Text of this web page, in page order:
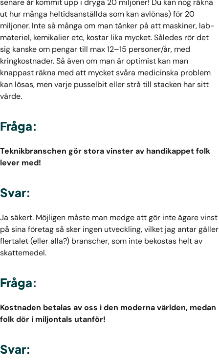
senare år kommit upp i dryga 20 miljoner! Du kan nog räkna
ut hur många heltidsanställda som kan avlönas) för 20
miljoner. Inte så många om man tänker på att maskiner, lab-
materiel, kemikalier etc, kostar lika mycket. Således rör det
sig kanske om pengar till max 12–15 personer/år, med
kringkostnader. Så även om man är optimist kan man
knappast räkna med att mycket svåra medicinska problem
kan lösas, men varje pusselbit eller strå till stacken har sitt
värde.
Fråga:
Teknikbranschen gör stora vinster av handikappet folk
lever med!
Svar:
Ja säkert. Möjligen måste man medge att gör inte ägare vinst
på sina företag så sker ingen utveckling, vilket jag antar gäller
flertalet (eller alla?) branscher, som inte bekostas helt av
skattemedel.
Fråga:
Kostnaden betalas av oss i den moderna världen, medan
folk dör i miljontals utanför!
Svar: